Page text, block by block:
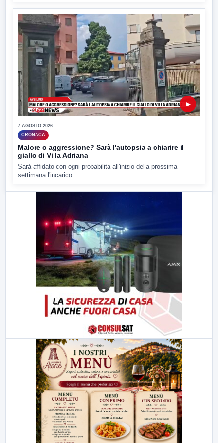
▶
7 AGOSTO 2026
CRONACA
Malore o aggressione? Sarà l'autopsia a chiarire il
giallo di Villa Adriana
Sarà affidato con ogni probabilità all'inizio della prossima
settimana l'incarico...